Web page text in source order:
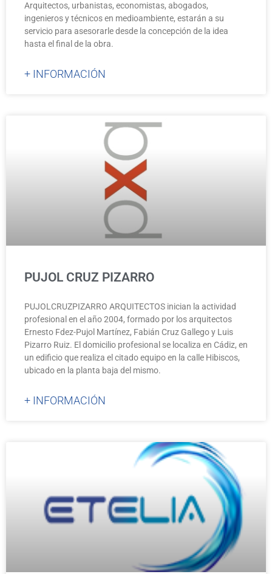
Arquitectos, urbanistas, economistas, abogados,
ingenieros y técnicos en medioambiente, estarán a su
servicio para asesorarle desde la concepción de la idea
hasta el final de la obra.
+ INFORMACIÓN
PUJOL CRUZ PIZARRO
PUJOLCRUZPIZARRO ARQUITECTOS inician la actividad
profesional en el año 2004, formado por los arquitectos
Ernesto Fdez-Pujol Martínez, Fabián Cruz Gallego y Luis
Pizarro Ruiz. El domicilio profesional se localiza en Cádiz, en
un edificio que realiza el citado equipo en la calle Hibiscos,
ubicado en la planta baja del mismo.
+ INFORMACIÓN